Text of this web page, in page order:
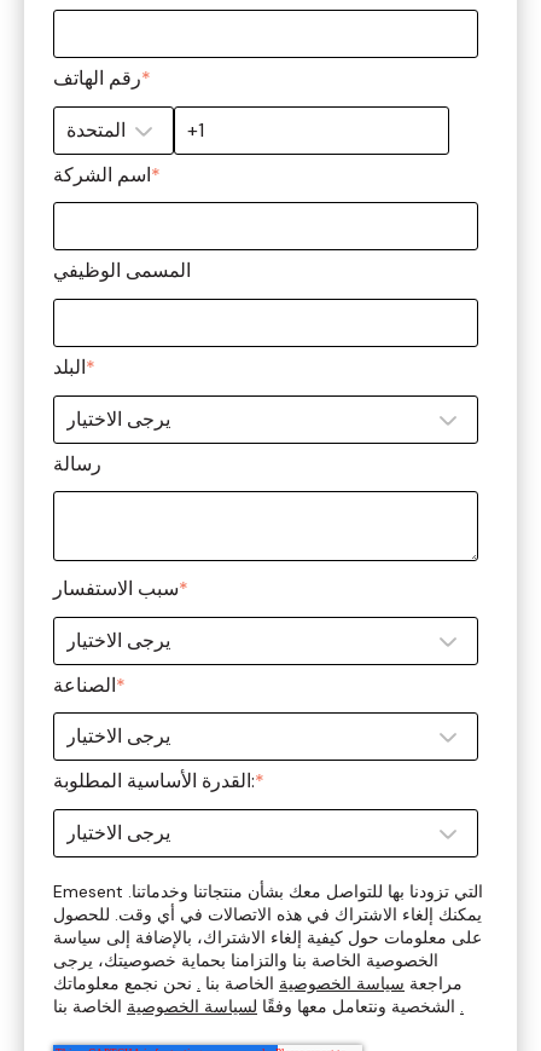
رقم الهاتف*
اسم الشركة*
المسمى الوظيفي
البلد*
رسالة
سبب الاستفسار*
الصناعة*
القدرة الأساسية المطلوبة:*
Emesent التي تزودنا بها للتواصل معك بشأن منتجاتنا وخدماتنا.
يمكنك إلغاء الاشتراك في هذه الاتصالات في أي وقت. للحصول
على معلومات حول كيفية إلغاء الاشتراك، بالإضافة إلى سياسة
الخصوصية الخاصة بنا والتزامنا بحماية خصوصيتك، يرجى
مراجعة سياسة الخصوصية الخاصة بنا . نحن نجمع معلوماتك
الشخصية ونتعامل معها وفقًا لسياسة الخصوصية .